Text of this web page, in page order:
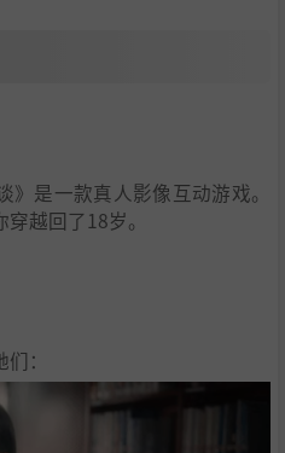
》是一款真人影像互动游戏。
越回了18岁。
：